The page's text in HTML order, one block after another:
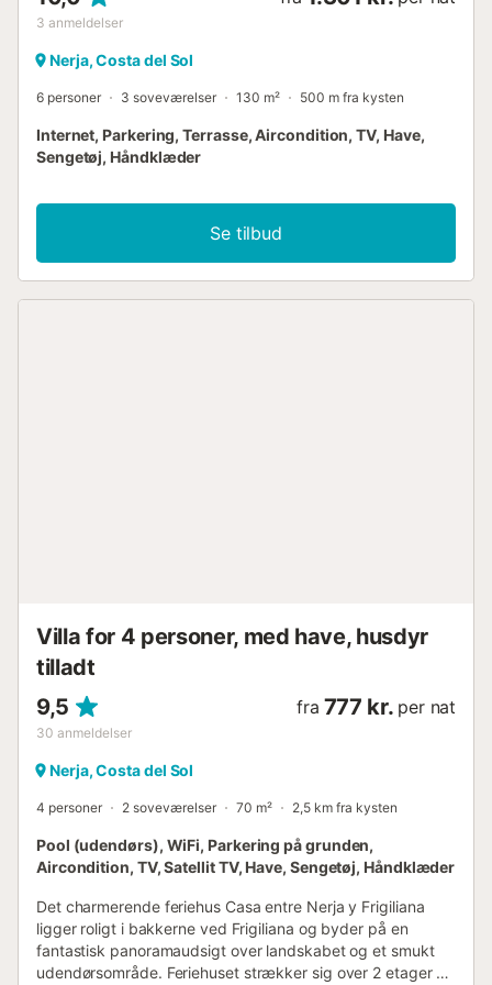
3 anmeldelser
Nerja, Costa del Sol
6 personer 3 soveværelser 130 m² 500 m fra kysten
Internet, Parkering, Terrasse, Aircondition, TV, Have,
Sengetøj, Håndklæder
Se tilbud
Villa for 4 personer, med have, husdyr
tilladt
9,5
30 anmeldelser
fra 777 kr. per nat
Nerja, Costa del Sol
4 personer 2 soveværelser 70 m² 2,5 km fra kysten
Pool (udendørs), WiFi, Parkering på grunden,
Aircondition, TV, Satellit TV, Have, Sengetøj, Håndklæder
Det charmerende feriehus Casa entre Nerja y Frigiliana
ligger roligt i bakkerne ved Frigiliana og byder på en
fantastisk panoramaudsigt over landskabet og et smukt
udendørsområde. Feriehuset strækker sig over 2 etager og